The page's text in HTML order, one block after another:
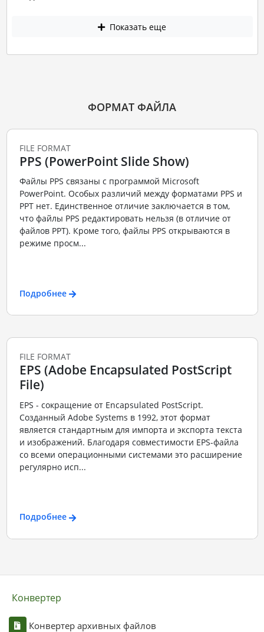
Показать еще
ФОРМАТ ФАЙЛА
FILE FORMAT
PPS (PowerPoint Slide Show)
Файлы PPS связаны с программой Microsoft
PowerPoint. Особых различий между форматами PPS и
PPT нет. Единственное отличие заключается в том,
что файлы PPS редактировать нельзя (в отличие от
файлов PPT). Кроме того, файлы PPS открываются в
режиме просм...
Подробнее
FILE FORMAT
EPS (Adobe Encapsulated PostScript
File)
EPS - сокращение от Encapsulated PostScript.
Созданный Adobe Systems в 1992, этот формат
является стандартным для импорта и экспорта текста
и изображений. Благодаря совместимости EPS-файла
со всеми операционными системами это расширение
регулярно исп...
Подробнее
Конвертер
Конвертер архивных файлов